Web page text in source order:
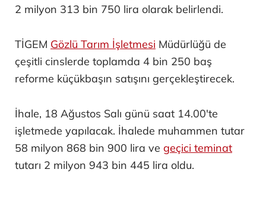
2 milyon 313 bin 750 lira olarak belirlendi.
TİGEM Gözlü Tarım İşletmesi Müdürlüğü de
çeşitli cinslerde toplamda 4 bin 250 baş
reforme küçükbaşın satışını gerçekleştirecek.
İhale, 18 Ağustos Salı günü saat 14.00'te
işletmede yapılacak. İhalede muhammen tutar
58 milyon 868 bin 900 lira ve geçici teminat
tutarı 2 milyon 943 bin 445 lira oldu.